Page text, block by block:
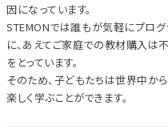
因になっています。
STEMONでは誰もが気軽にプログ
に、あえてご家庭での教材購入は
をとっています。
そのため、子どもたちは世界中か
楽しく学ぶことができます。